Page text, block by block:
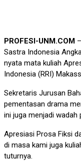
PROFESI-UNM.COM
Sastra Indonesia
nyata mata kuliah
Indonesia (RRI)
Sekretaris Jurusan
pementasan drama
ini juga menjadi wadah
Apresiasi Prosa Fiksi
di masa kami juga
tuturnya.